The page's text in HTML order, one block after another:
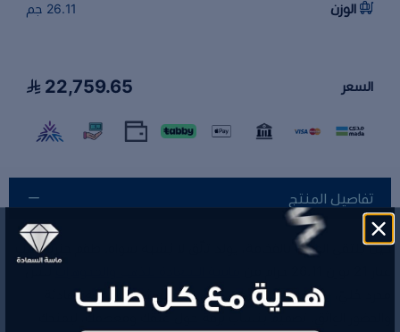
الوزن 26.11 جم
السعر 22,759.65
تفاصيل المنتج
حين يلتقي الصفاء بالفخامة، يولد تألّق لا يُشبه سواه. طقم جنزير ذهب
مجرد حُليّ، بل تعبير صادق عن ذوقٍ رفيع يعشق النعومة الهادئة